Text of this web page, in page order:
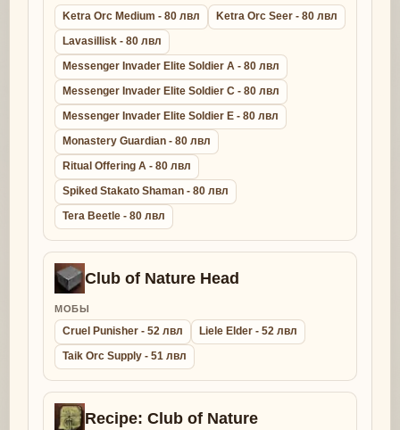
Ketra Orc Medium - 80 лвл
Ketra Orc Seer - 80 лвл
Lavasillisk - 80 лвл
Messenger Invader Elite Soldier A - 80 лвл
Messenger Invader Elite Soldier C - 80 лвл
Messenger Invader Elite Soldier E - 80 лвл
Monastery Guardian - 80 лвл
Ritual Offering A - 80 лвл
Spiked Stakato Shaman - 80 лвл
Tera Beetle - 80 лвл
Club of Nature Head
МОБЫ
Cruel Punisher - 52 лвл
Liele Elder - 52 лвл
Taik Orc Supply - 51 лвл
Recipe: Club of Nature